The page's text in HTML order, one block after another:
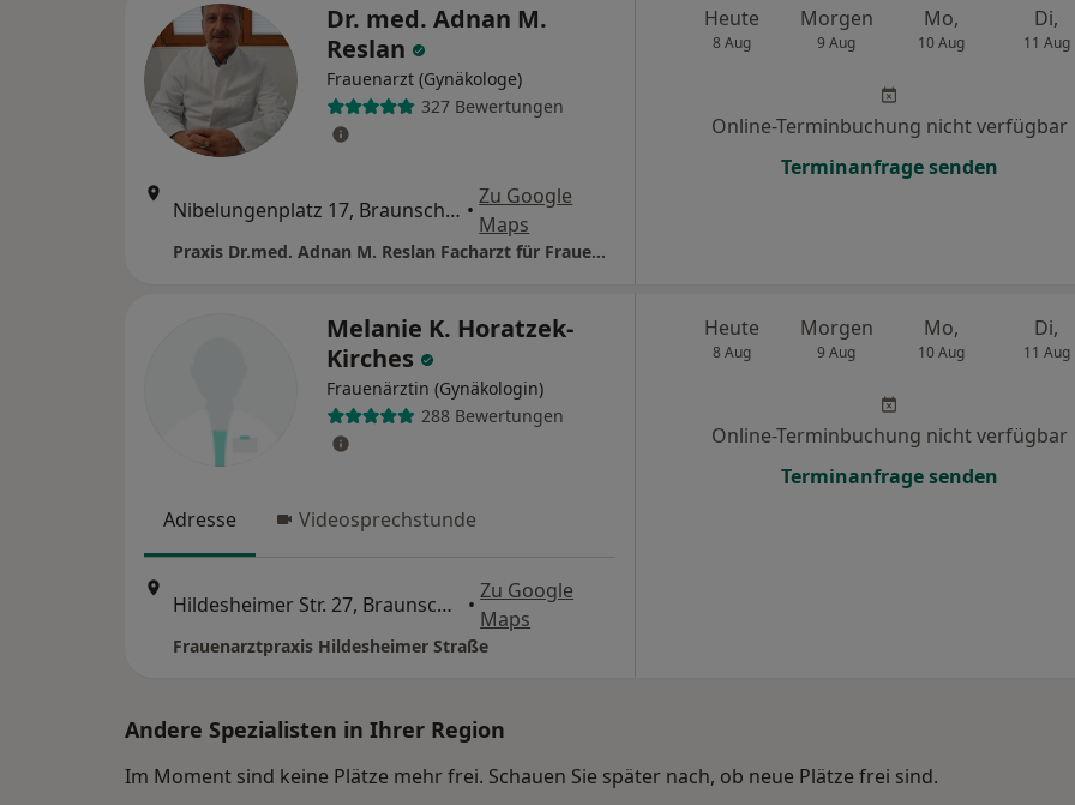
Dr. med. Adnan M.
Reslan
Frauenarzt (Gynäkologe)
327 Bewertungen
Nibelungenplatz 17, Braunschweig •
Zu Google
Maps
Praxis Dr.med. Adnan M. Reslan Facharzt für Frauenheilkunde und Geburtshilfe
Heute
8 Aug
Morgen
9 Aug
Mo,
10 Aug
Di,
11 Aug
Online-Terminbuchung nicht verfügbar
Terminanfrage senden
Melanie K. Horatzek-
Kirches
Frauenärztin (Gynäkologin)
288 Bewertungen
Adresse Videosprechstunde
Hildesheimer Str. 27, Braunschweig •
Zu Google
Maps
Frauenarztpraxis Hildesheimer Straße
Heute
8 Aug
Morgen
9 Aug
Mo,
10 Aug
Di,
11 Aug
Online-Terminbuchung nicht verfügbar
Terminanfrage senden
Andere Spezialisten in Ihrer Region
Im Moment sind keine Plätze mehr frei. Schauen Sie später nach, ob neue Plätze frei sind.